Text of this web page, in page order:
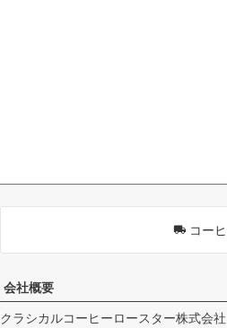
コー
会社概要
クラシカルコーヒーロースター株式会社